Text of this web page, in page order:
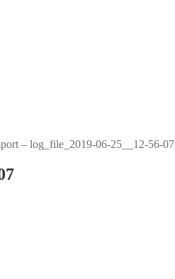
– log_file_2019-06-25__12-56-07